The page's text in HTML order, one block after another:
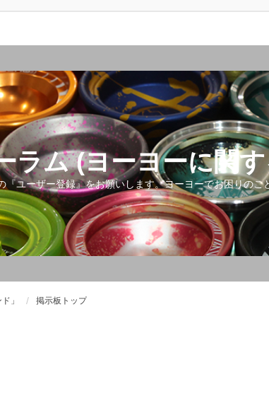
ラム (ヨーヨーに関
ユーザー登録』をお願いします。ヨーヨーでお困りの
」 掲示板トップ